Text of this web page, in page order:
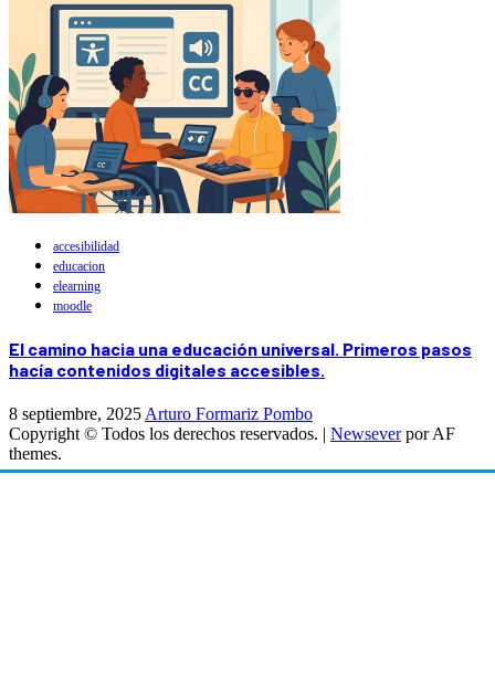
accesibilidad
educacion
elearning
moodle
El camino hacia una educación universal. Primeros pasos
hacía contenidos digitales accesibles.
8 septiembre, 2025 Arturo Formariz Pombo
Copyright © Todos los derechos reservados. | Newseverpor AF
themes.